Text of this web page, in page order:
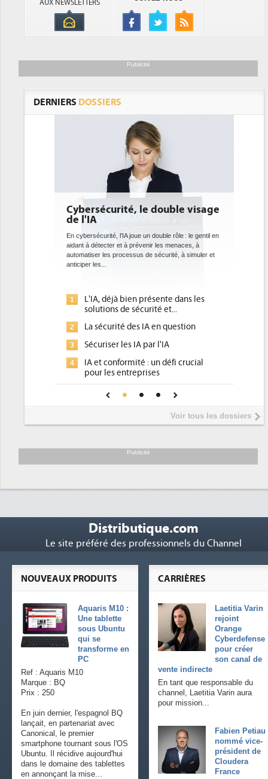
AUX NEWSLETTERS
Publicité
DERNIERS DOSSIERS
Cybersécurité, le double visage
de l'IA
En cybersécurité, l'IA joue un double rôle : le gentil en
aidant à détecter et à prévenir les menaces, à
automatiser les processus de sécurité, à simuler et
anticiper les...
L'IA, déjà bien présente dans les
solutions de sécurité et...
La sécurité des IA en question
Sécuriser les IA par l'IA
IA et conformité : un défi crucial
pour les entreprises
Une IA de confiance pour une IA
Voir tous les dossiers
Publicité
Distributique.com
Le site préféré des professionnels du Channel
CARRIÈRES
Laetitia Varin
rejoint
Orange
Cyberdefense
pour créer
son canal de
vente indirecte
En tant que responsable du
channel, Laetitia Varin aura
pour mission...
Fabien Petiau
nommé vice-
président de
Cloudera
France
NOUVEAUX PRODUITS
Aquaris M10 :
Une tablette
sous Ubuntu
qui se
transforme en
PC
Ref : Aquaris M10
Marque : BQ
Prix : 250
En juin dernier, l'espagnol BQ
lançait, en partenariat avec
Canonical, le premier
smartphone tournant sous l'OS
Ubuntu. Il récidive aujourd'hui
dans le domaine des tablettes
en annonçant la mise...